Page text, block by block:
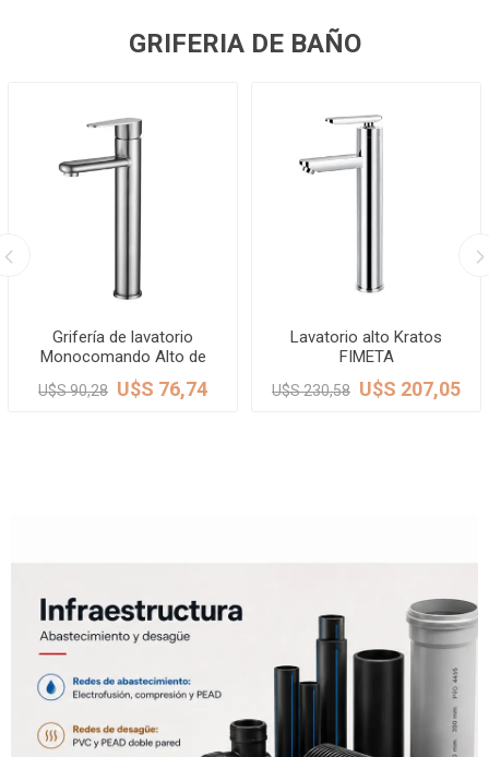
GRIFERIA DE BAÑO
Grifería de lavatorio
Monocomando Alto de
mesada Celtic Satinado
U$S 90,28 U$S 76,74
Lavatorio alto Kratos
FIMETA
U$S 230,58 U$S 207,05